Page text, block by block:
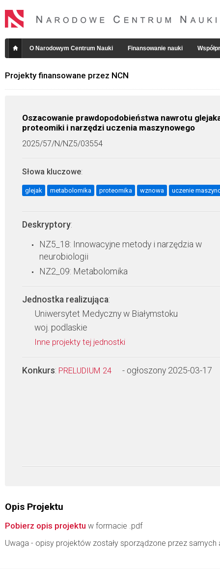
O Narodowym Centrum Nauki Finansowanie nauki
Projekty finansowane przez NCN
Oszacowanie prawdopodobieństwa nawrotu
proteomiki i narzędzi uczenia maszynowego
2025/57/N/NZ5/03554
Słowa kluczowe:
glejak metabolomika proteomika wznowa uczenie
Deskryptory:
NZ5_18: Innowacyjne metody i narzędzia w
neurobiologii
NZ2_09: Metabolomika
Jednostka realizująca:
Uniwersytet Medyczny w Białymstoku
woj. podlaskie
Inne projekty tej jednostki
Konkurs: PRELUDIUM 24 - ogłoszony 2025-03-17
Opis Projektu
Pobierz opis projektu w formacie .pdf
Uwaga - opisy projektów zostały sporządzone przez